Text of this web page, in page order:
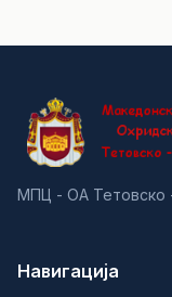
МПЦ - ОА Тетовско -
Навигација